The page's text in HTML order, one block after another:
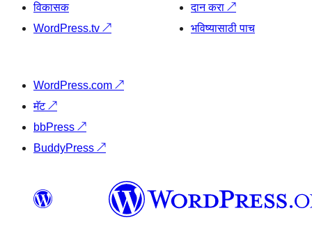
विकासक
WordPress.tv ↗
दान करा ↗
भविष्यासाठी पाच
WordPress.com ↗
मॅट↗
bbPress ↗
BuddyPress ↗